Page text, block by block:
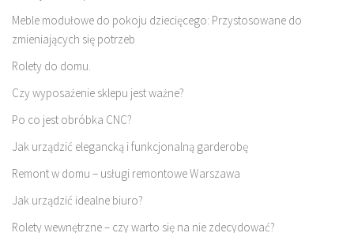
Meble modułowe do pokoju dziecięcego: Przystosowane do
zmieniających się potrzeb
Rolety do domu.
Czy wyposażenie sklepu jest ważne?
Po co jest obróbka CNC?
Jak urządzić elegancką i funkcjonalną garderobę
Remont w domu – usługi remontowe Warszawa
Jak urządzić idealne biuro?
Rolety wewnętrzne – czy warto się na nie zdecydować?